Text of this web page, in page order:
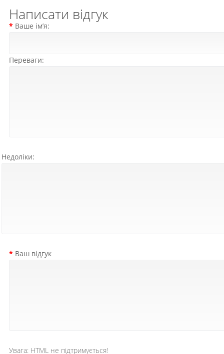
Написати відгук
Ваше ім’я:
Переваги:
Недоліки:
Ваш відгук
Увага: HTML не підтримується!